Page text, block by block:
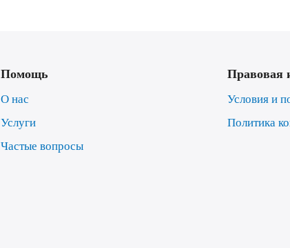
Помощь
О нас
Услуги
Частые вопросы
Правовая
Условия и
Политика